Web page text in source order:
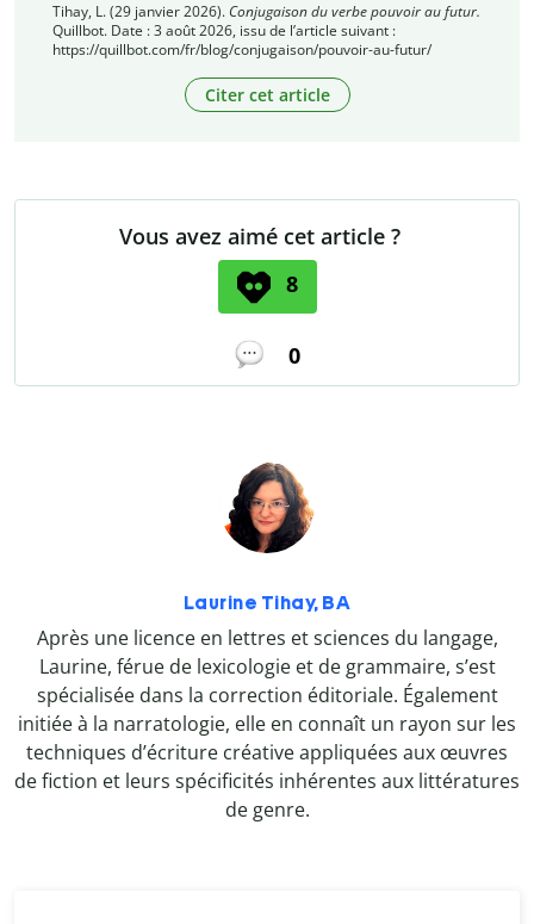
Tihay, L. (29 janvier 2026). Conjugaison du verbe pouvoir au futur.
Quillbot. Date : 3 août 2026, issu de l’article suivant :
https://quillbot.com/fr/blog/conjugaison/pouvoir-au-futur/
Citer cet article
Vous avez aimé cet article ?
8
0
Laurine Tihay, BA
Après une licence en lettres et sciences du langage,
Laurine, férue de lexicologie et de grammaire, s’est
spécialisée dans la correction éditoriale. Également
initiée à la narratologie, elle en connaît un rayon sur les
techniques d’écriture créative appliquées aux œuvres
de fiction et leurs spécificités inhérentes aux littératures
de genre.